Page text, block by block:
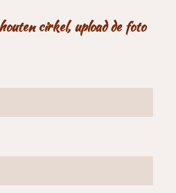
n
e
n
cirkel, upload de foto